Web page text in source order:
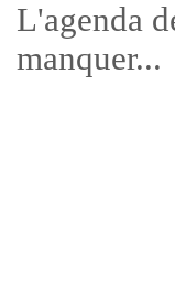
L'agenda
manquer...